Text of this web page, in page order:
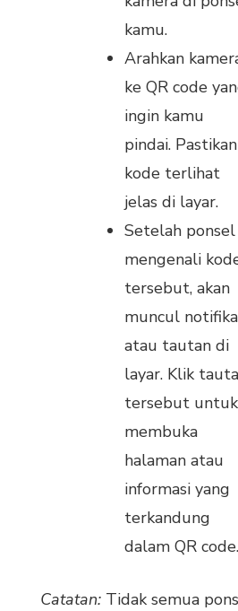
kamu.
Arahkan
ke QR code
ingin kamu
pindai. Pastikan
kode terlihat
jelas di layar.
Setelah ponsel
mengenali
tersebut, akan
muncul
atau tautan di
layar. Klik
tersebut untuk
membuka
halaman atau
informasi yang
terkandung
dalam QR code.
Catatan: Tidak semua